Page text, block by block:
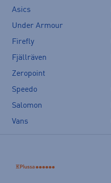
Asics
Under Armour
Firefly
Fjällräven
Zeropoint
Speedo
Salomon
Vans